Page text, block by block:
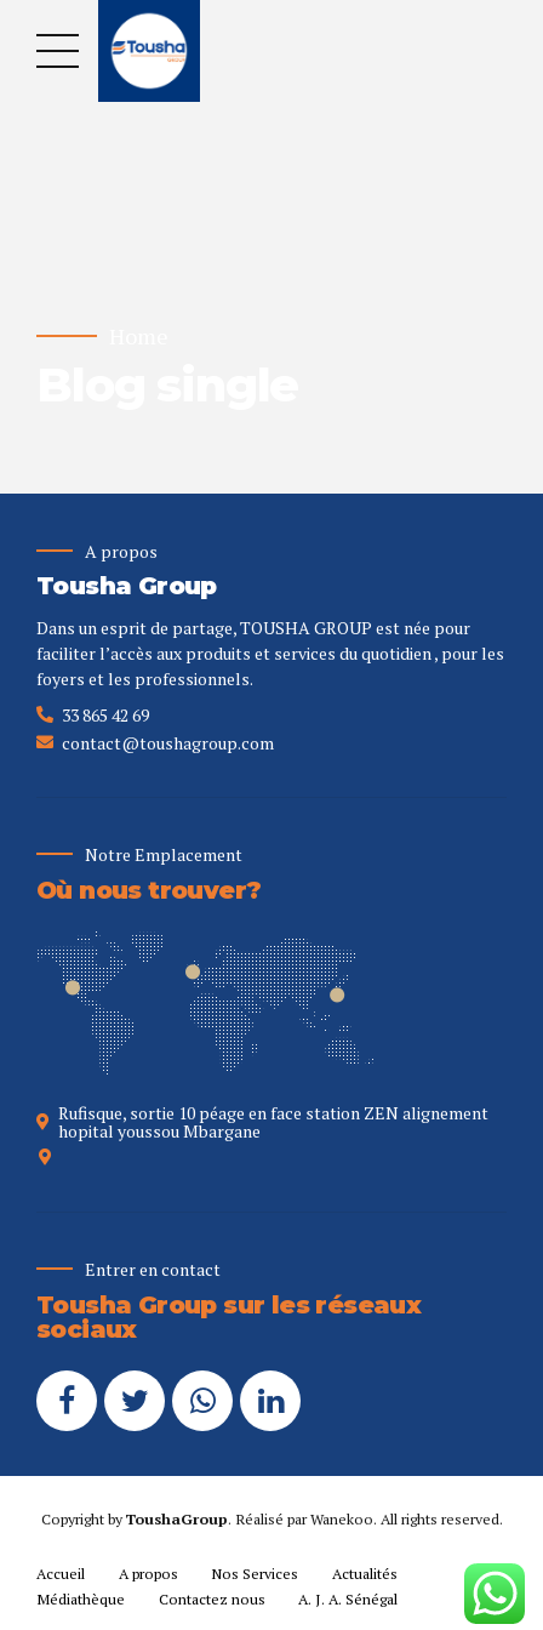
A propos
Tousha Group
Dans un esprit de partage, TOUSHA GROUP est née pour
faciliter l’accès aux produits et services du quotidien , pour les
foyers et les professionnels.
33 865 42 69
contact@toushagroup.com
Notre Emplacement
Où nous trouver?
Rufisque, sortie 10 péage en face station ZEN alignement
hopital youssou Mbargane
Entrer en contact
Tousha Group sur les réseaux
sociaux
Copyright byToushaGroup. Réalisé parWanekoo. All rights reserved.
Accueil A propos Nos Services
Actualités
Médiathèque
Contactez nous A. J. A. Sénégal